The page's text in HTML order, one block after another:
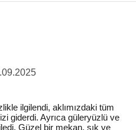
ilgilendi, aklımızdaki tüm
giderdi. Ayrıca güleryüzlü ve
Güzel bir mekan, şık ve